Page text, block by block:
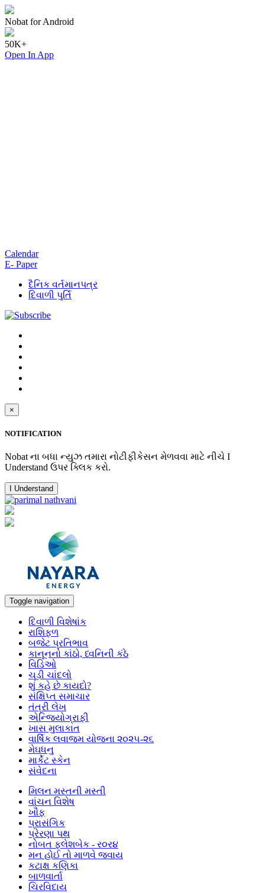
Nobat for Android
50K+
Open In App
Calendar
E- Paper
દૈનિક વર્તમાનપત્ર
દિવાળી પુર્તિ
×
NOTIFICATION
Nobat ના બધા ન્યુઝ તમારા નોટીફીકેસન મેળવવા માટે નીચે I
Understand ઉપર ક્લિક કરો.
I Understand
Toggle navigation
દિવાળી વિશેષાંક
રાશિફળ
બજેટ પ્રતિભાવ
કાનૂનનો કાંઠો, ધ્વનિની કંઠે
વિડિઓ
ચૂડી ચાંદલો
શું કહે છે કાયદો?
સંક્ષિપ્ત સમાચાર
તંત્રી લેખ
એન્જિયોગ્રાફી
ખાસ મુલાકાત
વાર્ષિક લવાજમ યોજના ૨૦૨૫-૨૬
મેઘધનુ
માર્કેટ સ્કેન
સંવેદના
મિલન મસ્તની મસ્તી
વાંચન વિશેષ
ખૌફ
પ્રાસંગિક
પ્રેરણા પથ
નોબત ફ્લેશબેક - ર૦ર૪
મન હોઈ તો માળવે જવાય
કટાક્ષ કણિકા
બાળવાર્તા
ચિરવિદાય